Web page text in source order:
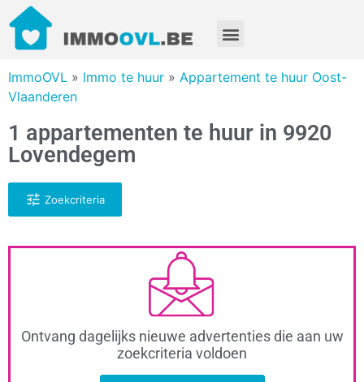
ImmoOVL » Immo te huur » Appartement te huur Oost-
Vlaanderen
1 appartementen te huur in 9920
Lovendegem
Zoekcriteria
Ontvang dagelijks nieuwe advertenties die aan uw
zoekcriteria voldoen